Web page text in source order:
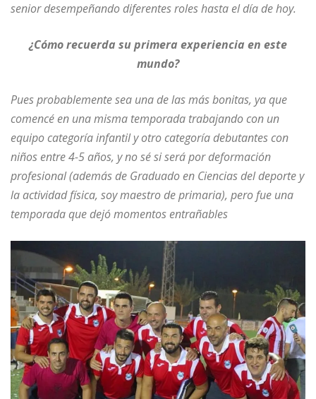
senior desempeñando diferentes roles hasta el día de hoy.
¿Cómo recuerda su primera experiencia en este
mundo?
Pues probablemente sea una de las más bonitas, ya que
comencé en una misma temporada trabajando con un
equipo categoría infantil y otro categoría debutantes con
niños entre 4-5 años, y no sé si será por deformación
profesional (además de Graduado en Ciencias del deporte y
la actividad física, soy maestro de primaria), pero fue una
temporada que dejó momentos entrañables